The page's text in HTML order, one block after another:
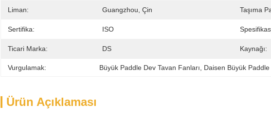
Liman: Guangzhou, Çin Taşıma
Sertifika: ISO
Ticari Marka: DS Kaynağı:
Vurgulamak: Büyük Paddle Dev Tavan Fanları Daisen Büyük Paddle
Ürün Açıklaması